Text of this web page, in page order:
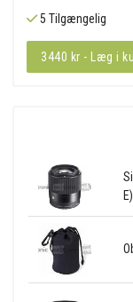
5 Tilgængelig
3440 kr - Læg i